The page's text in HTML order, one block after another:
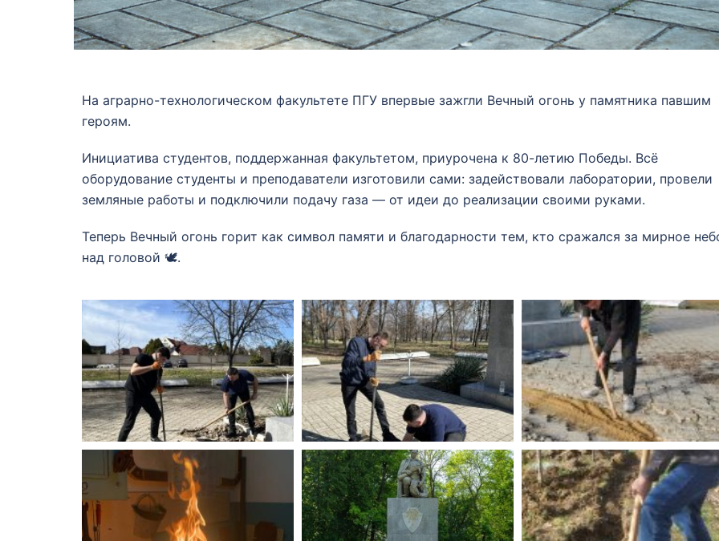
На аграрно-технологическом факультете ПГУ впервые зажгли Вечный огонь у памятника павшим
героям.
Инициатива студентов, поддержанная факультетом, приурочена к 80-летию Победы. Всё
оборудование студенты и преподаватели изготовили сами: задействовали лаборатории, провели
земляные работы и подключили подачу газа — от идеи до реализации своими руками.
Теперь Вечный огонь горит как символ памяти и благодарности тем, кто сражался за мирное
над головой 🕊.